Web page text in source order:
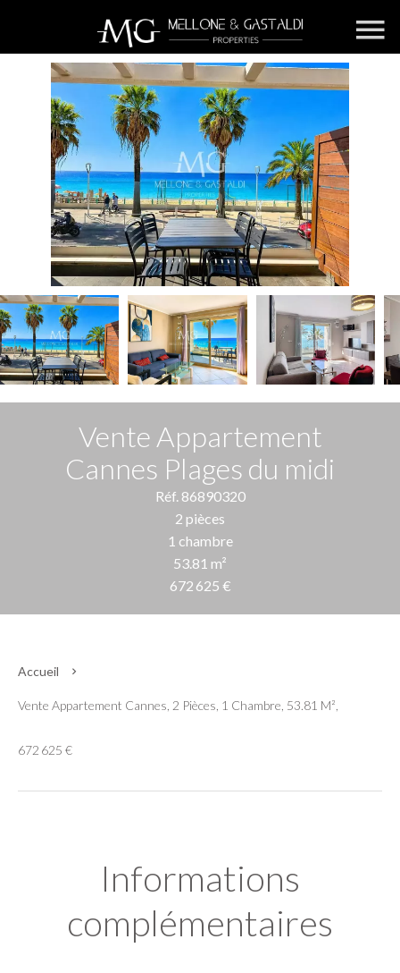
Vente Appartement
Cannes Plages du midi
Réf. 86890320
2 pièces
1 chambre
53.81 m²
672 625 €
Accueil
Vente Appartement Cannes, 2 Pièces, 1 Chambre, 53.81 M²,
672 625 €
Informations
complémentaires